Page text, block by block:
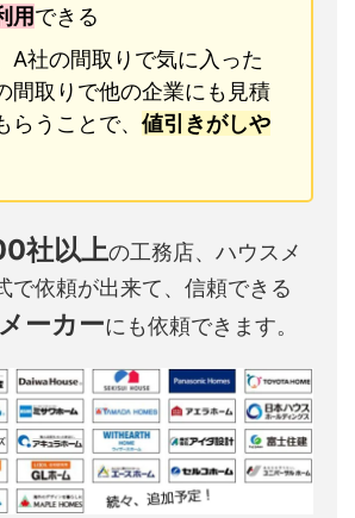
用できる
A社の間取りで気に入った
間取りで他の企業にも見積
らうことで、 値引きがしや
社以上の工務店、ハウスメ
で依頼が出来て、信頼できる
ーカーにも依頼できます。